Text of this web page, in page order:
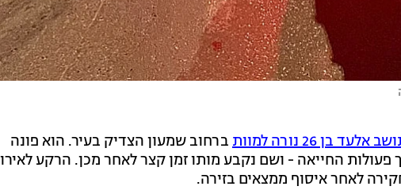
אלעד בן 26 נורה למוות
ברחוב שמעון הצדיק בעיר. הוא פונה
פעולות החייאה - ושם נקבע מותו זמן קצר לאחר מכן. הרקע
לאחר איסוף ממצאים בזירה.